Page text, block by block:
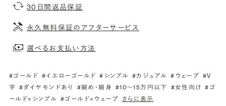
30日間返品保証
永久無料保証のアフターサービス
選べるお支払い方法
#ゴールド #イエローゴールド #シンプル #カジュアル #ウェーブ #V
字
#ダイヤモンドあり #細め・細身 #10〜15万円以下 #女性向け #ゴ
ールド×シンプル #ゴールド×ウェーブ さらに表示